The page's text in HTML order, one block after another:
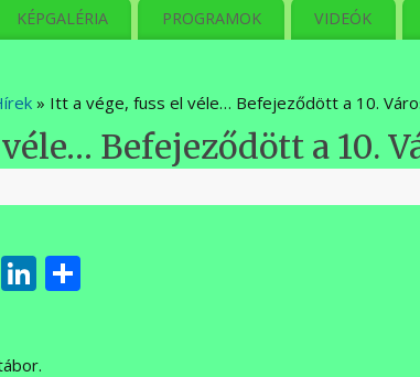
KÉPGALÉRIA PROGRAMOK VIDEÓK
» Itt a vége, fuss el véle… Befejeződött a 10.
Befejeződött a 10.
TumblrLinkedIn